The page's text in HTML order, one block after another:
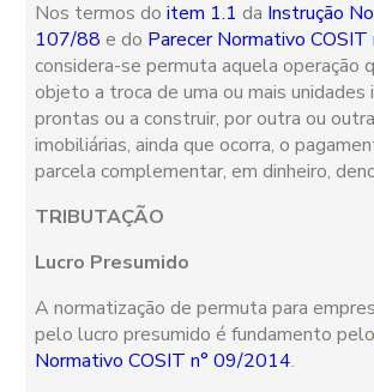
Nos termos doitem 1.1 da Instrução
107/88 e do Parecer Normativo
considera-se permuta aquela operação
objeto a troca de uma ou mais unidades
prontas ou a construir, por outra ou
imobiliárias, ainda que ocorra, o
parcela complementar, em dinheiro,
TRIBUTAÇÃO
Lucro Presumido
A normatização de permuta para
pelo lucro presumido é fundamento pelo
Normativo COSIT n° 09/2014.